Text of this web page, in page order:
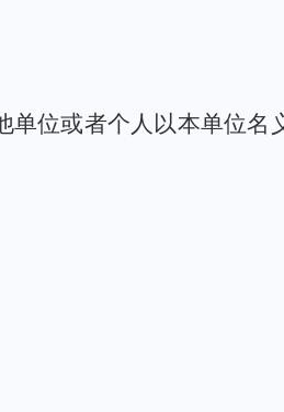
单位或者个人以本单位名